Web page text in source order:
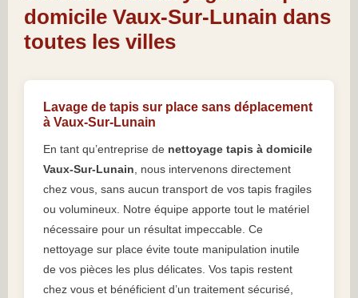
domicile Vaux-Sur-Lunain dans
toutes les villes
Lavage de tapis sur place sans déplacement
à Vaux-Sur-Lunain
En tant qu’entreprise de nettoyage tapis à domicile
Vaux-Sur-Lunain, nous intervenons directement
chez vous, sans aucun transport de vos tapis fragiles
ou volumineux. Notre équipe apporte tout le matériel
nécessaire pour un résultat impeccable. Ce
nettoyage sur place évite toute manipulation inutile
de vos pièces les plus délicates. Vos tapis restent
chez vous et bénéficient d’un traitement sécurisé,